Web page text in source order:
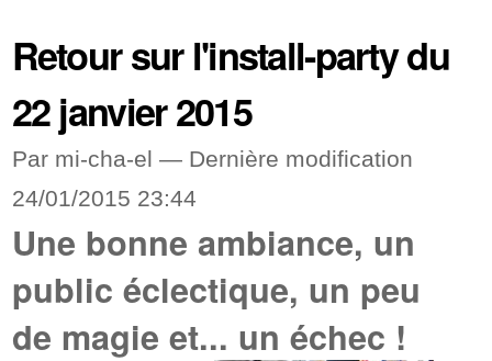
Retour sur l'install-party du
22 janvier 2015
Par mi-cha-el — Dernière modification
24/01/2015 23:44
Une bonne ambiance, un
public éclectique, un peu
de magie et... un échec !